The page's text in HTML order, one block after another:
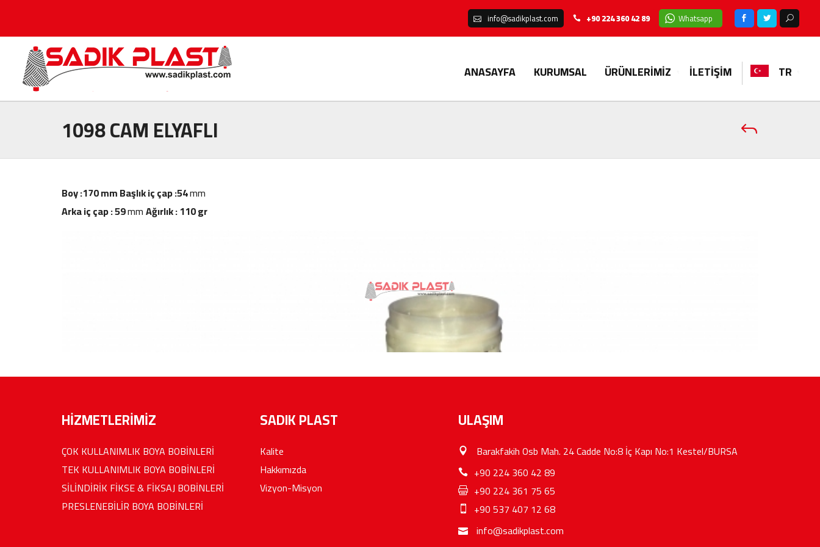
info@sadikplast.com +90 224 360 42 89 Whatsapp
ANASAYFA KURUMSAL ÜRÜNLERİMİZ İLETİŞİM TR
1098 CAM ELYAFLI
Boy :170 mmBaşlık iç çap :54mm
Arka iç çap : 59mmAğırlık : 110 gr
HİZMETLERİMİZ
ÇOK KULLANIMLIK BOYA BOBİNLERİ
TEK KULLANIMLIK BOYA BOBİNLERİ
SİLİNDİRİK FİKSE & FİKSAJ BOBİNLERİ
PRESLENEBİLİR BOYA BOBİNLERİ
SADIK PLAST
Kalite
Hakkımızda
Vizyon-Misyon
ULAŞIM
Barakfakih Osb Mah. 24 Cadde No:8 İç Kapı No:1 Kestel/BURSA
+90 224 360 42 89
+90 224 361 75 65
+90 537 407 12 68
info@sadikplast.com